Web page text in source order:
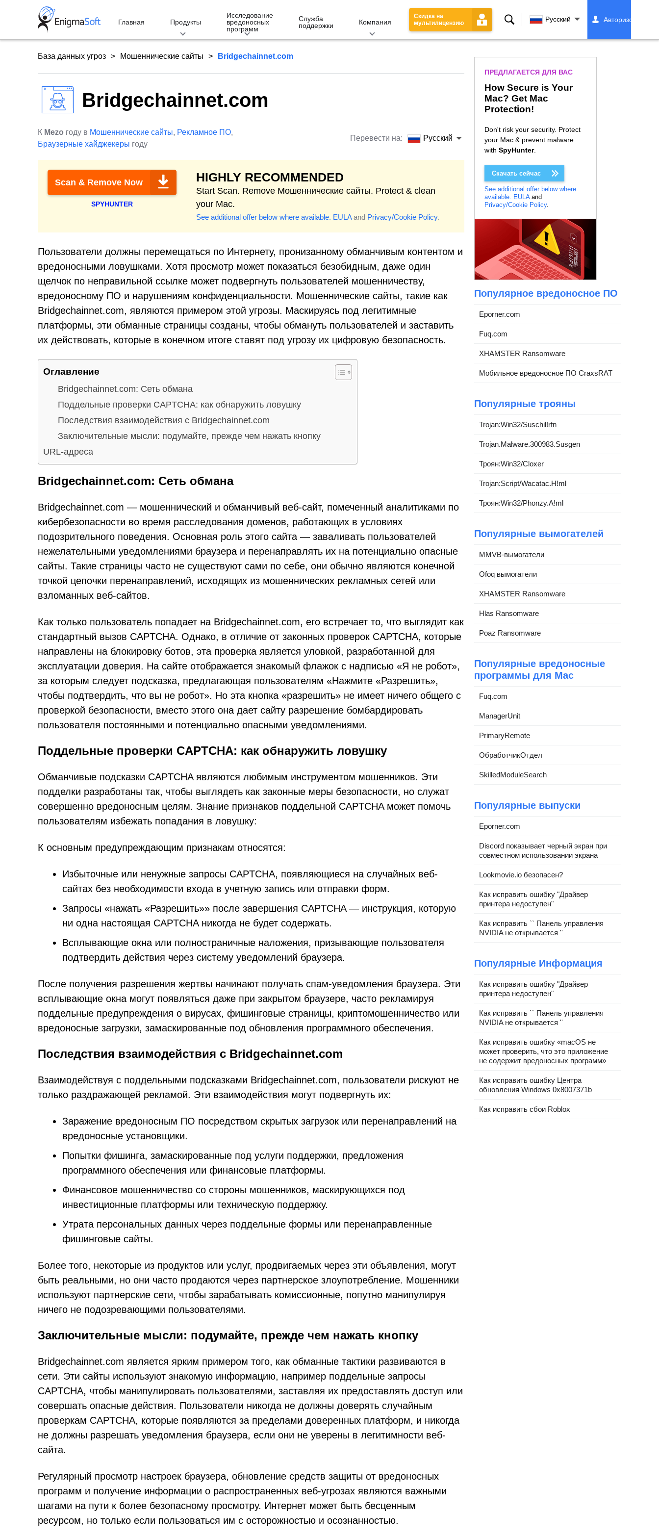
Главная Продукты
Исследование
вредоносных
программ
Служба
поддержки
Компания
Скидка на
мультилицензию
Поиск Русский Авторизоваться
База данных угроз Мошеннические сайты Bridgechainnet.com
Bridgechainnet.com
К Mezo году в Мошеннические сайты, Рекламное ПО,
Браузерные хайджекеры году
Перевести на: Русский
Scan & Remove Now
SPYHUNTER
HIGHLY RECOMMENDED
Start Scan. Remove Мошеннические сайты. Protect & clean
your Mac.
See additional offer below where available. EULAand Privacy/Cookie Policy.
Пользователи должны перемещаться по Интернету, пронизанному обманчивым контентом и
вредоносными ловушками. Хотя просмотр может показаться безобидным, даже один
щелчок по неправильной ссылке может подвергнуть пользователей мошенничеству,
вредоносному ПО и нарушениям конфиденциальности. Мошеннические сайты, такие как
Bridgechainnet.com, являются примером этой угрозы. Маскируясь под легитимные
платформы, эти обманные страницы созданы, чтобы обмануть пользователей и заставить
их действовать, которые в конечном итоге ставят под угрозу их цифровую безопасность.
Оглавление
Bridgechainnet.com: Сеть обмана
Поддельные проверки CAPTCHA: как обнаружить ловушку
Последствия взаимодействия с Bridgechainnet.com
Заключительные мысли: подумайте, прежде чем нажать кнопку
URL-адреса
Bridgechainnet.com: Сеть обмана
Bridgechainnet.com — мошеннический и обманчивый веб-сайт, помеченный аналитиками по
кибербезопасности во время расследования доменов, работающих в условиях
подозрительного поведения. Основная роль этого сайта — заваливать пользователей
нежелательными уведомлениями браузера и перенаправлять их на потенциально опасные
сайты. Такие страницы часто не существуют сами по себе, они обычно являются конечной
точкой цепочки перенаправлений, исходящих из мошеннических рекламных сетей или
взломанных веб-сайтов.
Как только пользователь попадает на Bridgechainnet.com, его встречает то, что выглядит как
стандартный вызов CAPTCHA. Однако, в отличие от законных проверок CAPTCHA, которые
направлены на блокировку ботов, эта проверка является уловкой, разработанной для
эксплуатации доверия. На сайте отображается знакомый флажок с надписью «Я не робот»,
за которым следует подсказка, предлагающая пользователям «Нажмите «Разрешить»,
чтобы подтвердить, что вы не робот». Но эта кнопка «разрешить» не имеет ничего общего с
проверкой безопасности, вместо этого она дает сайту разрешение бомбардировать
пользователя постоянными и потенциально опасными уведомлениями.
Поддельные проверки CAPTCHA: как обнаружить ловушку
Обманчивые подсказки CAPTCHA являются любимым инструментом мошенников. Эти
подделки разработаны так, чтобы выглядеть как законные меры безопасности, но служат
совершенно вредоносным целям. Знание признаков поддельной CAPTCHA может помочь
пользователям избежать попадания в ловушку:
К основным предупреждающим признакам относятся:
Избыточные или ненужные запросы CAPTCHA, появляющиеся на случайных веб-
сайтах без необходимости входа в учетную запись или отправки форм.
Запросы «нажать «Разрешить»» после завершения CAPTCHA — инструкция, которую
ни одна настоящая CAPTCHA никогда не будет содержать.
Всплывающие окна или полностраничные наложения, призывающие пользователя
подтвердить действия через систему уведомлений браузера.
После получения разрешения жертвы начинают получать спам-уведомления браузера. Эти
всплывающие окна могут появляться даже при закрытом браузере, часто рекламируя
поддельные предупреждения о вирусах, фишинговые страницы, криптомошенничество или
вредоносные загрузки, замаскированные под обновления программного обеспечения.
Последствия взаимодействия с Bridgechainnet.com
Взаимодействуя с поддельными подсказками Bridgechainnet.com, пользователи рискуют не
только раздражающей рекламой. Эти взаимодействия могут подвергнуть их:
Заражение вредоносным ПО посредством скрытых загрузок или перенаправлений на
вредоносные установщики.
Попытки фишинга, замаскированные под услуги поддержки, предложения
программного обеспечения или финансовые платформы.
Финансовое мошенничество со стороны мошенников, маскирующихся под
инвестиционные платформы или техническую поддержку.
Утрата персональных данных через поддельные формы или перенаправленные
фишинговые сайты.
Более того, некоторые из продуктов или услуг, продвигаемых через эти объявления, могут
быть реальными, но они часто продаются через партнерское злоупотребление. Мошенники
используют партнерские сети, чтобы зарабатывать комиссионные, попутно манипулируя
ничего не подозревающими пользователями.
Заключительные мысли: подумайте, прежде чем нажать кнопку
Bridgechainnet.com является ярким примером того, как обманные тактики развиваются в
сети. Эти сайты используют знакомую информацию, например поддельные запросы
CAPTCHA, чтобы манипулировать пользователями, заставляя их предоставлять доступ или
совершать опасные действия. Пользователи никогда не должны доверять случайным
проверкам CAPTCHA, которые появляются за пределами доверенных платформ, и никогда
не должны разрешать уведомления браузера, если они не уверены в легитимности веб-
сайта.
Регулярный просмотр настроек браузера, обновление средств защиты от вредоносных
программ и получение информации о распространенных веб-угрозах являются важными
шагами на пути к более безопасному просмотру. Интернет может быть бесценным
ресурсом, но только если пользоваться им с осторожностью и осознанностью.
ПРЕДЛАГАЕТСЯ ДЛЯ ВАС
How Secure is Your
Mac? Get Mac
Protection!
Don't risk your security. Protect
your Mac & prevent malware
with SpyHunter.
Скачать сейчас
See additional offer below where
available. EULAand
Privacy/Cookie Policy.
Популярное вредоносное ПО
Eporner.com
Fuq.com
XHAMSTER Ransomware
Мобильное вредоносное ПО CraxsRAT
Популярные трояны
Trojan:Win32/Suschil!rfn
Trojan.Malware.300983.Susgen
Троян:Win32/Cloxer
Trojan:Script/Wacatac.H!ml
Троян:Win32/Phonzy.A!ml
Популярные вымогателей
MMVB-вымогатели
Ofoq вымогатели
XHAMSTER Ransomware
Hlas Ransomware
Poaz Ransomware
Популярные вредоносные
программы для Mac
Fuq.com
ManagerUnit
PrimaryRemote
ОбработчикОтдел
SkilledModuleSearch
Популярные выпуски
Eporner.com
Discord показывает черный экран при
совместном использовании экрана
Lookmovie.io безопасен?
Как исправить ошибку "Драйвер
принтера недоступен"
Как исправить `` Панель управления
NVIDIA не открывается ''
Популярные Информация
Как исправить ошибку "Драйвер
принтера недоступен"
Как исправить `` Панель управления
NVIDIA не открывается ''
Как исправить ошибку «macOS не
может проверить, что это приложение
не содержит вредоносных программ»
Как исправить ошибку Центра
обновления Windows 0x8007371b
Как исправить сбои Roblox